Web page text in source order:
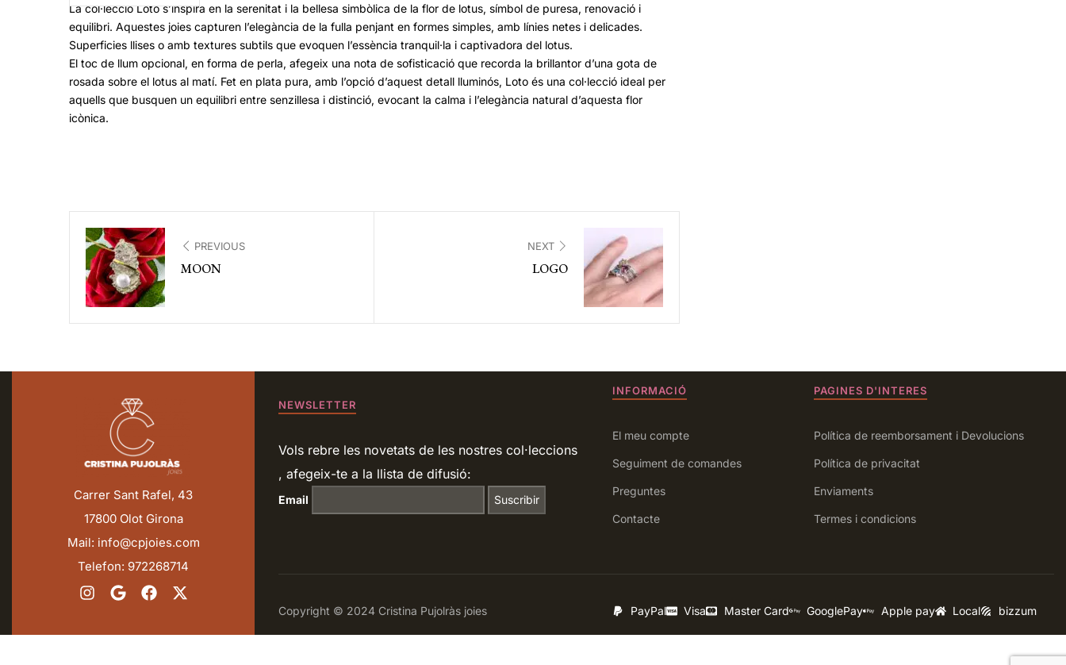
La col·lecció Loto s’inspira en la serenitat i la bellesa simbòlica de la flor de lotus, símbol de puresa, renovació i
equilibri. Aquestes joies capturen l’elegància de la fulla penjant en formes simples, amb línies netes i delicades.
Superficies llises o amb textures subtils que evoquen l’essència tranquil·la i captivadora del lotus.
El toc de llum opcional, en forma de perla, afegeix una nota de sofisticació que recorda la brillantor d’una gota de
rosada sobre el lotus al matí. Fet en plata pura, amb l’opció d’aquest detall lluminós, Loto és una col·lecció ideal per
aquells que busquen un equilibri entre senzillesa i distinció, evocant la calma i l’elegància natural d’aquesta flor
icònica.
PREVIOUS
MOON
NEXT
LOGO
Carrer Sant Rafel, 43
17800 Olot Girona
Mail: info@cpjoies.com
Telefon: 972268714
NEWSLETTER
Vols rebre les novetats de les nostres col·leccions
, afegeix-te a la llista de difusió:
Email
INFORMACIÓ
El meu compte
Seguiment de comandes
Preguntes
Contacte
PAGINES D'INTERES
Política de reemborsament i Devolucions
Política de privacitat
Enviaments
Termes i condicions
Copyright © 2024 Cristina Pujolràs joies PayPal Visa Master Card GooglePay Apple pay Local bizzum